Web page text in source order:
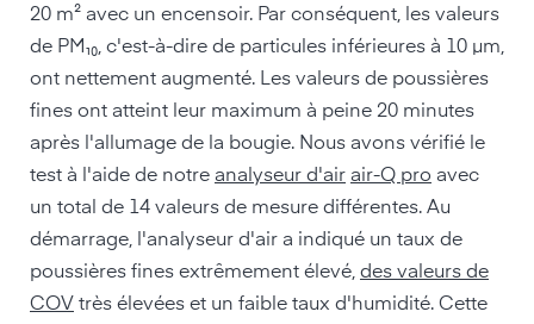
20 m² avec un encensoir. Par conséquent, les valeurs
de PM₁₀, c'est-à-dire de particules inférieures à 10 µm,
ont nettement augmenté. Les valeurs de poussières
fines ont atteint leur maximum à peine 20 minutes
après l'allumage de la bougie. Nous avons vérifié le
test à l'aide de notre analyseur d'air air-Q pro avec
un total de 14 valeurs de mesure différentes. Au
démarrage, l'analyseur d'air a indiqué un taux de
poussières fines extrêmement élevé, des valeurs de
COV très élevées et un faible taux d'humidité. Cette